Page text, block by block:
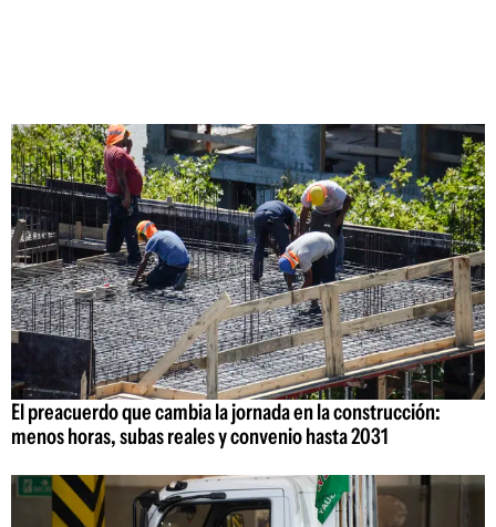
El preacuerdo que cambia la jornada en la construcción:
menos horas, subas reales y convenio hasta 2031